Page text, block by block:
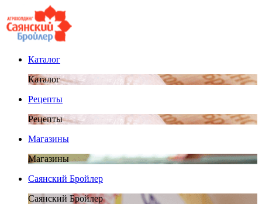
Каталог
Каталог
Рецепты
Рецепты
Магазины
Магазины
Саянский Бройлер
Саянский Бройлер